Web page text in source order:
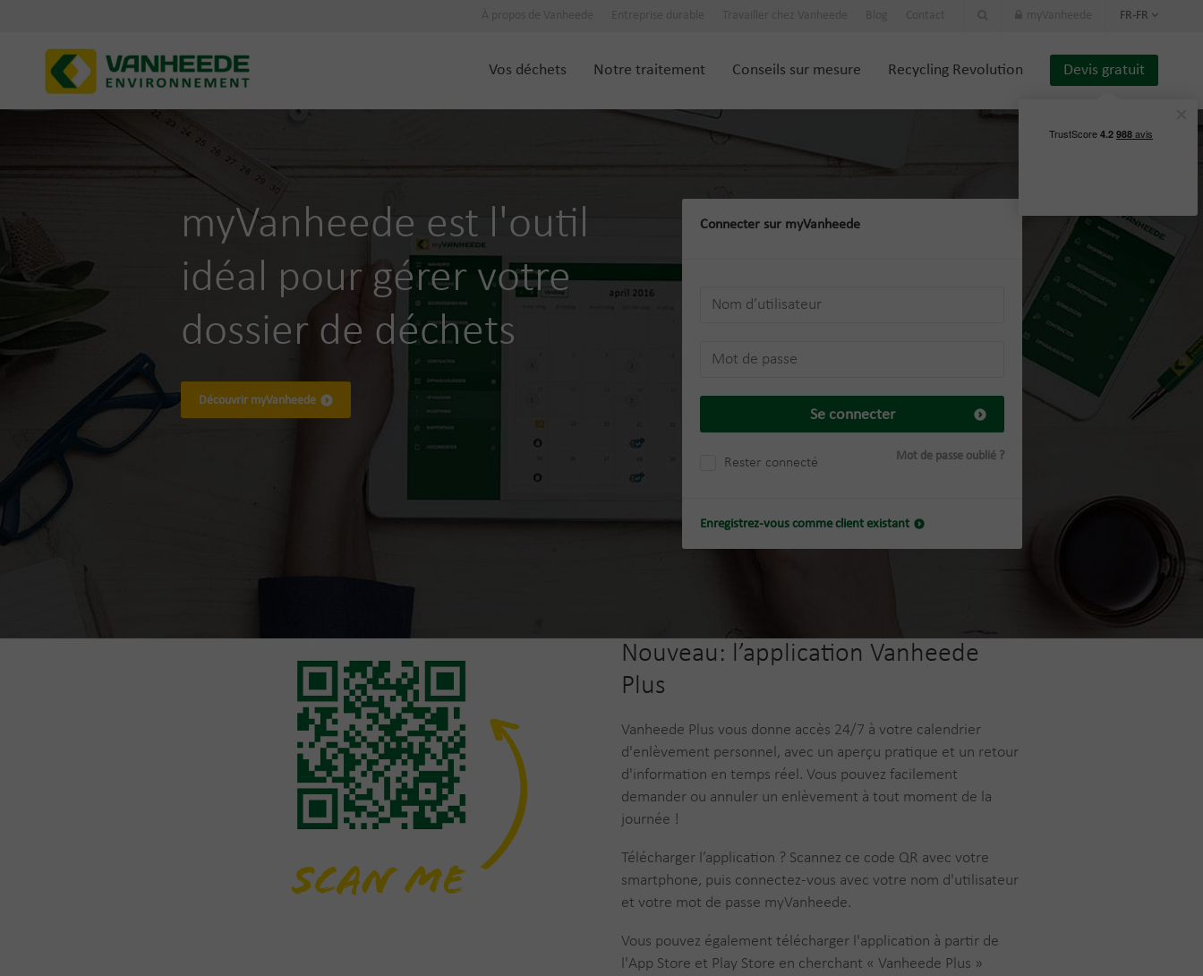
FR-FR
Vos déchets Notre traitement Conseils sur mesure Recycling Revolution Devis gratuit
myVanheede est l'outil
idéal pour gérer votre
dossier de déchets
Découvrir myVanheede
Connecter sur myVanheede
Se connecter
Rester connecté Mot de passe oublié ?
Enregistrez-vous comme client existant
Nouveau: l’application Vanheede
Plus
Vanheede Plus vous donne accès 24/7 à votre calendrier
d'enlèvement personnel, avec un aperçu pratique et un retour
d'information en temps réel. Vous pouvez facilement
demander ou annuler un enlèvement à tout moment de la
journée !
Télécharger l’application ? Scannez ce code QR avec votre
smartphone, puis connectez-vous avec votre nom d'utilisateur
et votre mot de passe myVanheede.
Vous pouvez également télécharger l'application à partir de
l'App Store et Play Store en cherchant « Vanheede Plus »